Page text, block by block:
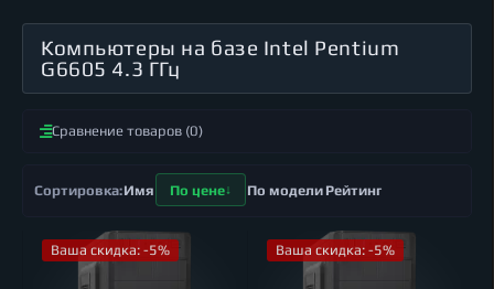
Компьютеры на базе Intel Pentium
G6605 4.3 ГГц
Сравнение товаров (0)
Имя По цене По модели Рейтинг
Ваша скидка: -5% Ваша скидка: -5%